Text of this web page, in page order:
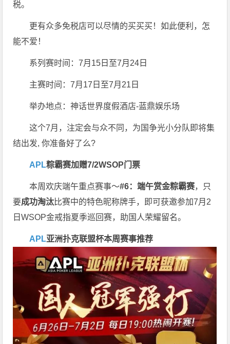
税。
更有众多免税店可以尽情的买买买！如此便利，怎
能不爱！
系列赛时间：7月15日至7月24日
主赛时间：7月17日至7月21日
举办地点：神话世界度假酒店-蓝鼎娱乐场
这个7月，注定会与众不同，为国争光小分队即将集
结出发, 你准备好了么?
APL粽霸赛加赠7/2WSOP门票
本周欢庆端午重点赛事～#6：端午赏金粽霸赛，只
要成功淘汰比赛中的特色昵称牌手，即可获邀参加7月2
日WSOP金戒指夏季巡回赛，助国人荣耀留名。
APL亚洲扑克联盟杯本周赛事推荐